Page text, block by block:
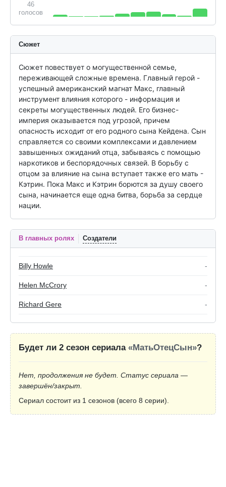
46
голосов
Сюжет
Сюжет повествует о могущественной семье,
переживающей сложные времена. Главный герой -
успешный американский магнат Макс, главный
инструмент влияния которого - информация и
секреты могущественных людей. Его бизнес-
империя оказывается под угрозой, причем
опасность исходит от его родного сына Кейдена. Сын
справляется со своими комплексами и давлением
завышенных ожиданий отца, забываясь с помощью
наркотиков и беспорядочных связей. В борьбу с
отцом за влияние на сына вступает также его мать -
Кэтрин. Пока Макс и Кэтрин борются за душу своего
сына, начинается еще одна битва, борьба за сердце
нации.
В главных ролях Создатели
Billy Howle -
Helen McCrory -
Richard Gere -
Будет ли 2 сезон сериала «МатьОтецСын»?
Нет, продолжения не будет. Статус сериала —
завершён/закрыт.
Сериал состоит из 1 сезонов (всего 8 серии).